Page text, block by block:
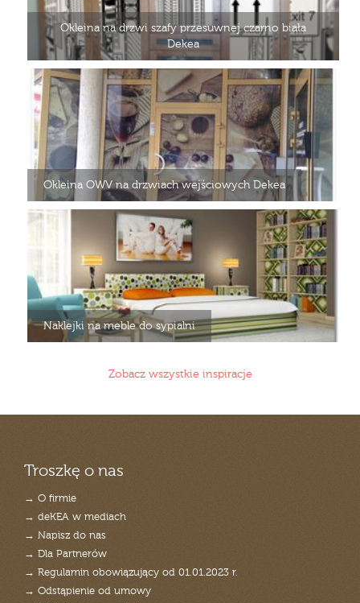
Okleina na drzwi szafy przesuwnej czarno biała
Dekea
Okleina OWV na drzwiach wejściowych Dekea
Naklejki na meble do sypialni
Zobacz wszystkie inspiracje
Troszkę o nas
→ O firmie
→ deKEA w mediach
→ Napisz do nas
→ Dla Partnerów
→ Regulamin obowiązujący od 01.01.2023 r.
→ Odstąpienie od umowy